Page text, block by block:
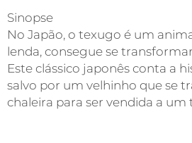
Sinopse
No Japão, o texugo é um
lenda, consegue se
Este clássico japonês conta a
salvo por um velhinho que se
chaleira para ser vendida a